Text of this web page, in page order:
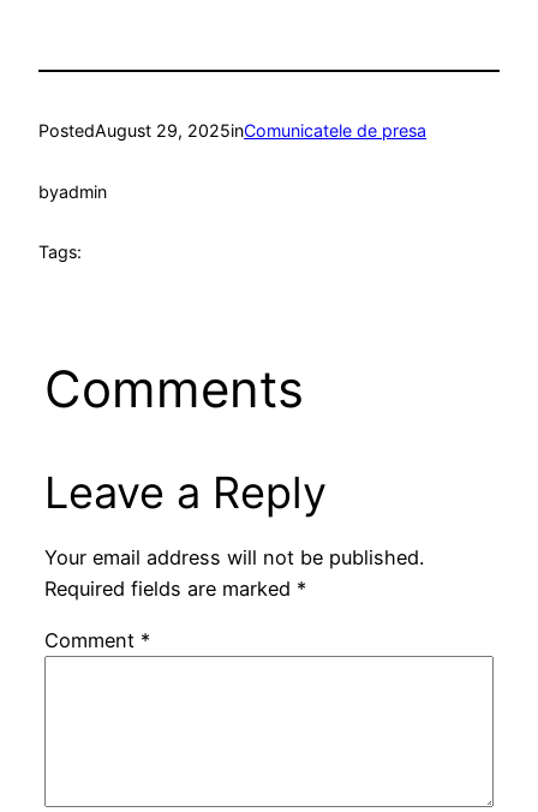
PostedAugust 29, 2025inComunicatele de presa
byadmin
Tags:
Comments
Leave a Reply
Your email address will not be published.
Required fields are marked *
Comment *